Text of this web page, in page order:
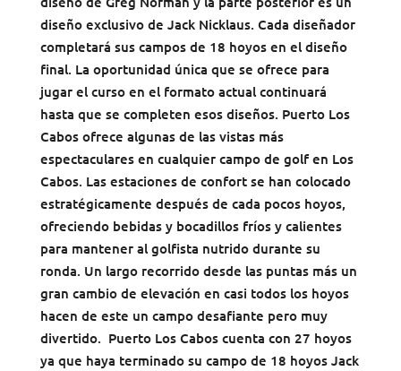
diseño exclusivo de Jack Nicklaus. Cada diseñador
completará sus campos de 18 hoyos en el diseño
final. La oportunidad única que se ofrece para
jugar el curso en el formato actual continuará
hasta que se completen esos diseños. Puerto Los
Cabos ofrece algunas de las vistas más
espectaculares en cualquier campo de golf en Los
Cabos. Las estaciones de confort se han colocado
estratégicamente después de cada pocos hoyos,
ofreciendo bebidas y bocadillos fríos y calientes
para mantener al golfista nutrido durante su
ronda. Un largo recorrido desde las puntas más un
gran cambio de elevación en casi todos los hoyos
hacen de este un campo desafiante pero muy
divertido. Puerto Los Cabos cuenta con 27 hoyos
ya que haya terminado su campo de 18 hoyos Jack